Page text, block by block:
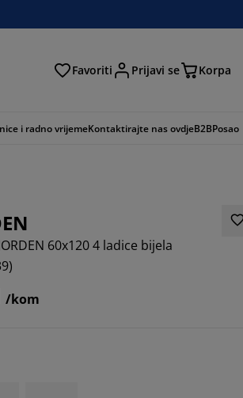
Favoriti Prijavi se Korpa
i radno vrijemeKontaktirajte nas ovdjeB2BPosao
60x120 4 ladice bijela
)
/kom